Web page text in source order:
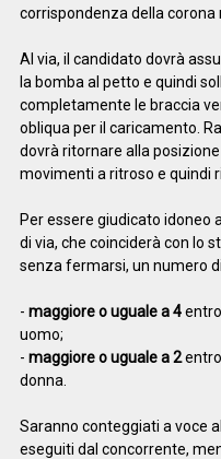
corrispondenza della corona
Al via, il candidato dovrà
la bomba al petto e quindi
completamente le braccia
obliqua per il caricamento.
dovrà ritornare alla
movimenti a ritroso e quindi
Per essere giudicato idoneo
di via, che coinciderà con lo
senza fermarsi, un numero
- maggiore o uguale a 4
uomo;
- maggiore o uguale a 2
donna.
Saranno conteggiati a voce
eseguiti dal concorrente,